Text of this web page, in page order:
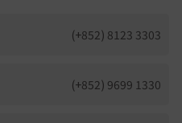
(+852) 8123 3303
(+852) 9699 1330